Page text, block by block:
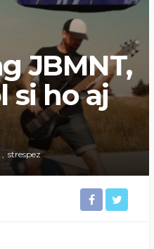
JBMNT,
si ho aj
strespez